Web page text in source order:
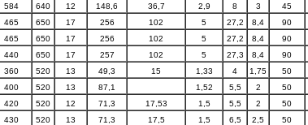
584 640 12 148,6 36,7 2,9 8 3 45
465 650 17 256 102 5 27,2 8,4 90
465 650 17 256 102 5 27,2 8,4 90
440 650 17 257 102 5 27,3 8,4 90
360 520 13 49,3 15 1,33 4 1,75 50
400 520 13 87,1 1,52 5,5 2 50
420 520 12 71,3 17,53 1,5 5,5 2 50
430 520 13 71,3 17,5 1,5 6,5 2,5 50